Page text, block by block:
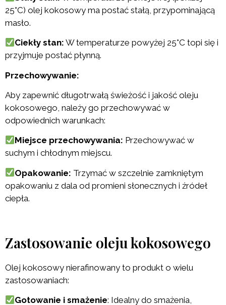
25°C) olej kokosowy ma postać stałą, przypominającą
masło.
Ciekły stan: W temperaturze powyżej 25°C topi się i
przyjmuje postać płynną.
Przechowywanie:
Aby zapewnić długotrwałą świeżość i jakość oleju
kokosowego, należy go przechowywać w
odpowiednich warunkach:
Miejsce przechowywania: Przechowywać w
suchym i chłodnym miejscu.
Opakowanie: Trzymać w szczelnie zamkniętym
opakowaniu z dala od promieni słonecznych i źródeł
ciepła.
Zastosowanie oleju kokosowego
Olej kokosowy nierafinowany to produkt o wielu
zastosowaniach:
Gotowanie i smażenie: Idealny do smażenia,